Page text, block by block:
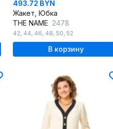
493.72 BYN
Жакет, Юбка
THE NAME 2478
42, 44, 46, 48, 50, 52
В корзину